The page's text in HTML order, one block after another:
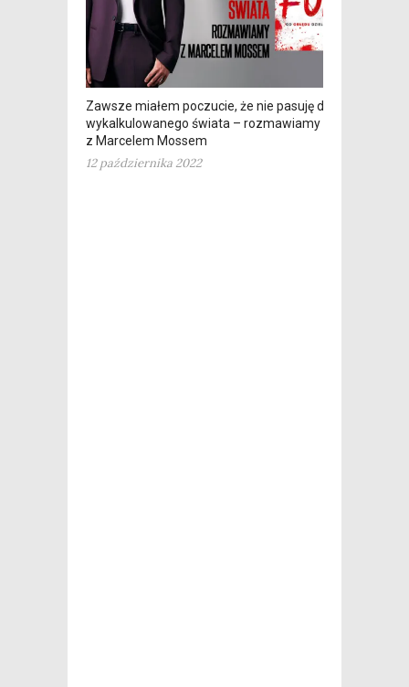
Zawsze miałem poczucie, że nie pasuję do
wykalkulowanego świata – rozmawiamy
z Marcelem Mossem
12 października 2022